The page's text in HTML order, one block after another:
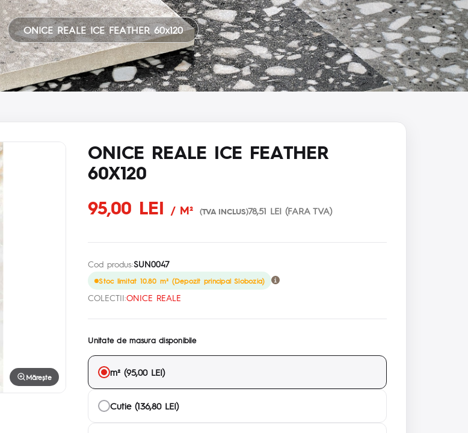
ONICE REALE ICE FEATHER 60x120
Mărește
ONICE REALE ICE FEATHER
60X120
95,00 LEI
/ M² (TVA INCLUS)78,51 LEI (FARA TVA)
Cod produs:SUN0047
Stoc limitat 10.80 m² (Depozit principal Slobozia)
COLECTII:ONICE REALE
Unitate de masura disponibile
m² (95,00 LEI)
Cutie (136,80 LEI)